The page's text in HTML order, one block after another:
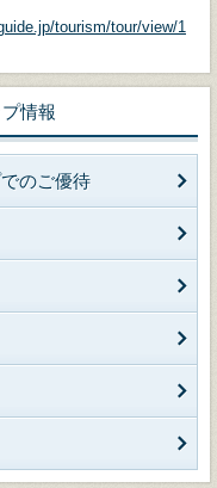
tourism/tour/view/1
情報
のご優待